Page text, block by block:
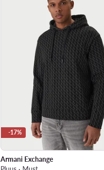
-17%
Armani Exchange